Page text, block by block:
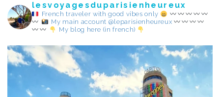
lesvoyagesduparisienheureux
French traveler with good vibes only
My main account @leparisienheureux
My blog here (in french)